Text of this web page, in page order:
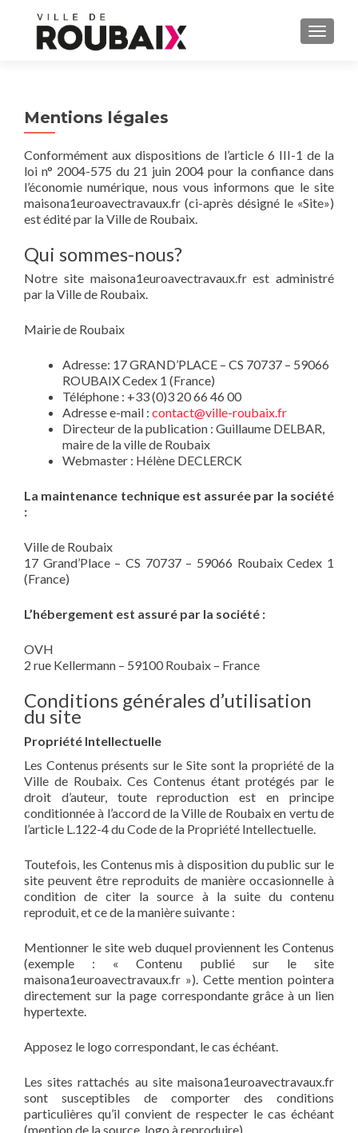
Mentions légales
Conformément aux dispositions de l’article 6 III-1 de la
loi n° 2004-575 du 21 juin 2004 pour la confiance dans
l’économie numérique, nous vous informons que le site
maisona1euroavectravaux.fr (ci-après désigné le «Site»)
est édité par la Ville de Roubaix.
Qui sommes-nous?
Notre site maisona1euroavectravaux.fr est administré
par la Ville de Roubaix.
Mairie de Roubaix
Adresse: 17 GRAND’PLACE – CS 70737 – 59066
ROUBAIX Cedex 1 (France)
Téléphone : +33 (0)3 20 66 46 00
Adresse e-mail : contact@ville-roubaix.fr
Directeur de la publication : Guillaume DELBAR,
maire de la ville de Roubaix
Webmaster : Hélène DECLERCK
La maintenance technique est assurée par la société
:
Ville de Roubaix
17 Grand’Place – CS 70737 – 59066 Roubaix Cedex 1
(France)
L’hébergement est assuré par la société :
OVH
2 rue Kellermann – 59100 Roubaix – France
Conditions générales d’utilisation
du site
Propriété Intellectuelle
Les Contenus présents sur le Site sont la propriété de la
Ville de Roubaix. Ces Contenus étant protégés par le
droit d’auteur, toute reproduction est en principe
conditionnée à l’accord de la Ville de Roubaix en vertu de
l’article L.122-4 du Code de la Propriété Intellectuelle.
Toutefois, les Contenus mis à disposition du public sur le
site peuvent être reproduits de manière occasionnelle à
condition de citer la source à la suite du contenu
reproduit, et ce de la manière suivante :
Mentionner le site web duquel proviennent les Contenus
(exemple : « Contenu publié sur le site
maisona1euroavectravaux.fr »). Cette mention pointera
directement sur la page correspondante grâce à un lien
hypertexte.
Apposez le logo correspondant, le cas échéant.
Les sites rattachés au site maisona1euroavectravaux.fr
sont susceptibles de comporter des conditions
particulières qu’il convient de respecter le cas échéant
(mention de la source, logo à reproduire).